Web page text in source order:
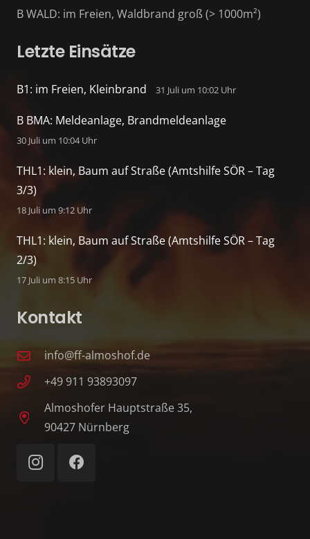
B WALD: im Freien, Waldbrand groß (> 1000m²)
Letzte Einsätze
B1: im Freien, Kleinbrand 31 Juli um 10:02 Uhr
B BMA: Meldeanlage, Brandmeldeanlage
30 Juli um 10:04 Uhr
THL1: klein, Baum auf Straße (Amtshilfe SÖR – Tag
3/3)
18 Juli um 9:12 Uhr
THL1: klein, Baum auf Straße (Amtshilfe SÖR – Tag
2/3)
17 Juli um 8:15 Uhr
Kontakt
info@ff-almoshof.de
+49 911 93893097
Almoshofer Hauptstraße 35,
90427 Nürnberg